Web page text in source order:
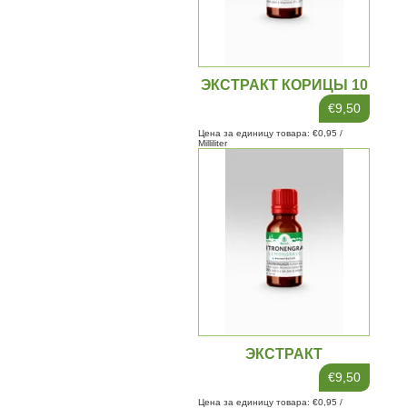
ЭКСТРАКТ КОРИЦЫ 10
€9,50
Цена за единицу товара: €0,95 /
Milliliter
ЭКСТРАКТ
ЛЕМОНГРАССА 10МЛ
€9,50
Цена за единицу товара: €0,95 /